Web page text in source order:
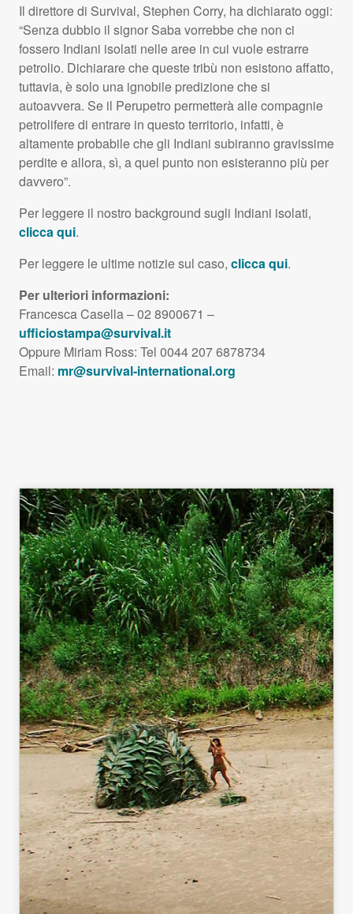
Il direttore di Survival, Stephen Corry, ha dichiarato oggi:
“Senza dubbio il signor Saba vorrebbe che non ci
fossero Indiani isolati nelle aree in cui vuole estrarre
petrolio. Dichiarare che queste tribù non esistono affatto,
tuttavia, è solo una ignobile predizione che si
autoavvera. Se il Perupetro permetterà alle compagnie
petrolifere di entrare in questo territorio, infatti, è
altamente probabile che gli Indiani subiranno gravissime
perdite e allora, sì, a quel punto non esisteranno più per
davvero”.
Per leggere il nostro background sugli Indiani isolati,
clicca qui.
Per leggere le ultime notizie sul caso, clicca qui.
Per ulteriori informazioni:
Francesca Casella – 02 8900671 –
ufficiostampa@survival.it
Oppure Miriam Ross: Tel 0044 207 6878734
Email: mr@survival-international.org